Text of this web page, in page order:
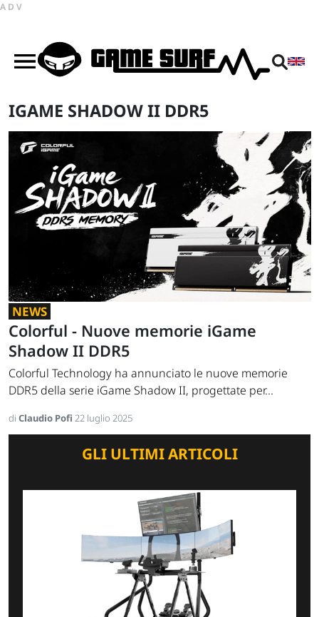
ADV
IGAME SHADOW II DDR5
NEWS
Colorful - Nuove memorie iGame
Shadow II DDR5
Colorful Technology ha annunciato le nuove memorie
DDR5 della serie iGame Shadow II, progettate per...
di Claudio Pofi 22 luglio 2025
GLI ULTIMI ARTICOLI